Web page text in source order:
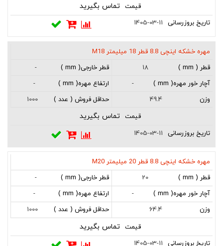
تماس بگیرید
1405-03-11
مهره خشکه اینچی 8.8 قطر 18 میلیمتر M18
18
-
-
-
49.4
1000
تماس بگیرید
1405-03-11
مهره خشکه اینچی 8.8 قطر 20 میلیمتر M20
20
-
-
-
64.4
1000
تماس بگیرید
1405-03-11